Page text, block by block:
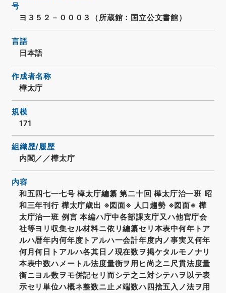
号
ヨ３５２－０００３（所蔵館：国立公文書館）
言語
日本語
作成者名称
樺太庁
規模
171
組織歴/履歴
内閣／／樺太庁
内容
和五四七一七号 樺太庁編纂 第二十回 樺太庁治一班 昭
和三年刊行 樺太庁歳出 ※図面※ 人口趨勢 ※図面※ 樺
太庁治一班 例言 本編ハ庁中各部課支庁又ハ他官庁会
社等ヨリ収集セル材料ニ依リ編纂セリ本表中何年トア
ルハ暦年内何年度トアルハ一会計年度内ノ事実又何年
何月何日トアルハ各其日ノ現在数ヲ掲ケタルモノナリ
本表中数ハメートル法度量衡ヲ用ヒ尚之ニ尺貫法度量
衡ニヨル数ヲモ併記セリ而シテ之ニ対シテハヲ以テ表
示セリ単位ハ概ネ整数ニ止メ端数ハ四捨五入ノ法ヲ用